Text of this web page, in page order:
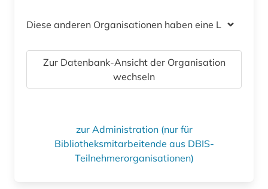
Diese anderen Organisationen haben eine Lizenz
Zur Datenbank-Ansicht der Organisation
wechseln
zur Administration (nur für
Bibliotheksmitarbeitende aus DBIS-
Teilnehmerorganisationen)